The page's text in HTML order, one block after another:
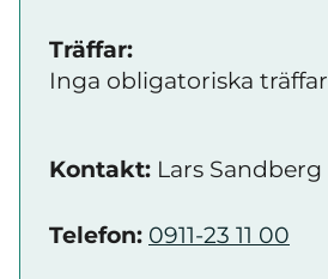
Träffar:
Inga obligatoriska träffar
Kontakt: Lars Sandberg
Telefon: 0911-23 11 00